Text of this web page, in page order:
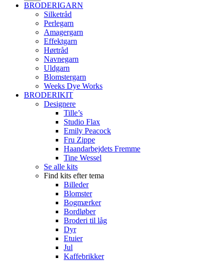
BRODERIGARN
Silketråd
Perlegarn
Amagergarn
Effektgarn
Hørtråd
Navnegarn
Uldgarn
Blomstergarn
Weeks Dye Works
BRODERIKIT
Designere
Tille’s
Studio Flax
Emily Peacock
Fru Zippe
Haandarbejdets Fremme
Tine Wessel
Se alle kits
Find kits efter tema
Billeder
Blomster
Bogmærker
Bordløber
Broderi til låg
Dyr
Etuier
Jul
Kaffebrikker